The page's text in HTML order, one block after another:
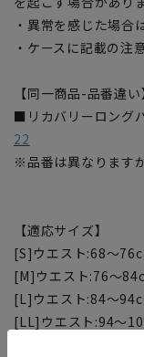
・異常を感じた場合
・ケースに記載の注
【同一商品-品番違い
■リカバリーロング
22
※品番は異なります
【適応サイズ】
[S]ウエスト:68～
[M]ウエスト:76～
[L]ウエスト:84～
[LL]ウエスト:94～